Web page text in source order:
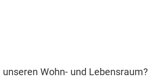
Wohn- und Lebensraum?